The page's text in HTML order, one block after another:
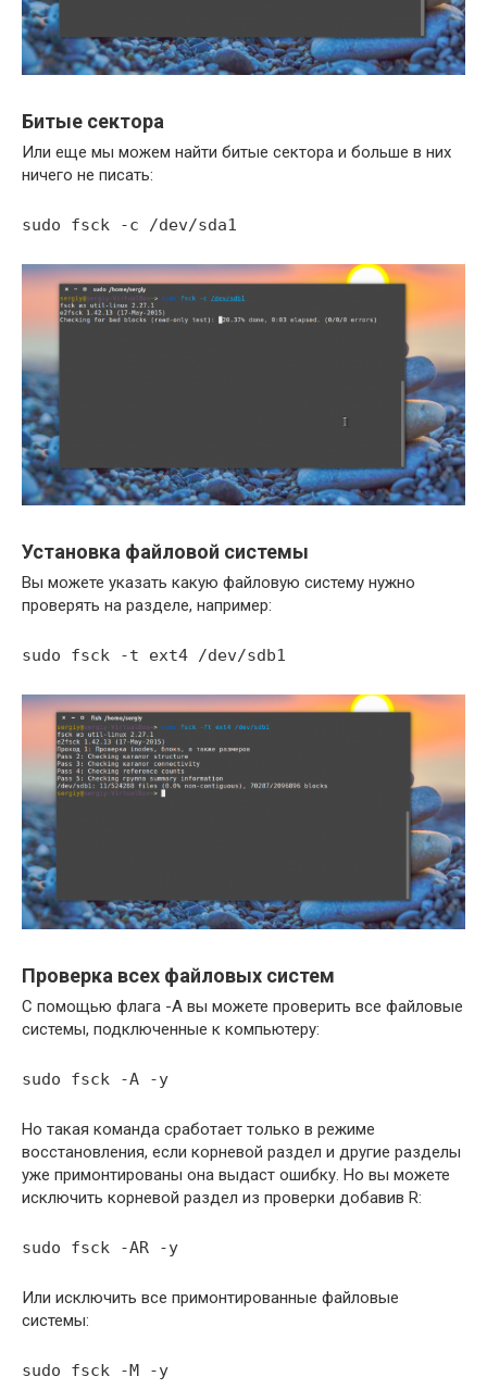
Битые сектора
Или еще мы можем найти битые сектора и больше в них
ничего не писать:
sudo fsck -c /dev/sda1
Установка файловой системы
Вы можете указать какую файловую систему нужно
проверять на разделе, например:
sudo fsck -t ext4 /dev/sdb1
Проверка всех файловых систем
С помощью флага -A вы можете проверить все файловые
системы, подключенные к компьютеру:
sudo fsck -A -y
Но такая команда сработает только в режиме
восстановления, если корневой раздел и другие разделы
уже примонтированы она выдаст ошибку. Но вы можете
исключить корневой раздел из проверки добавив R:
sudo fsck -AR -y
Или исключить все примонтированные файловые
системы:
sudo fsck -M -y